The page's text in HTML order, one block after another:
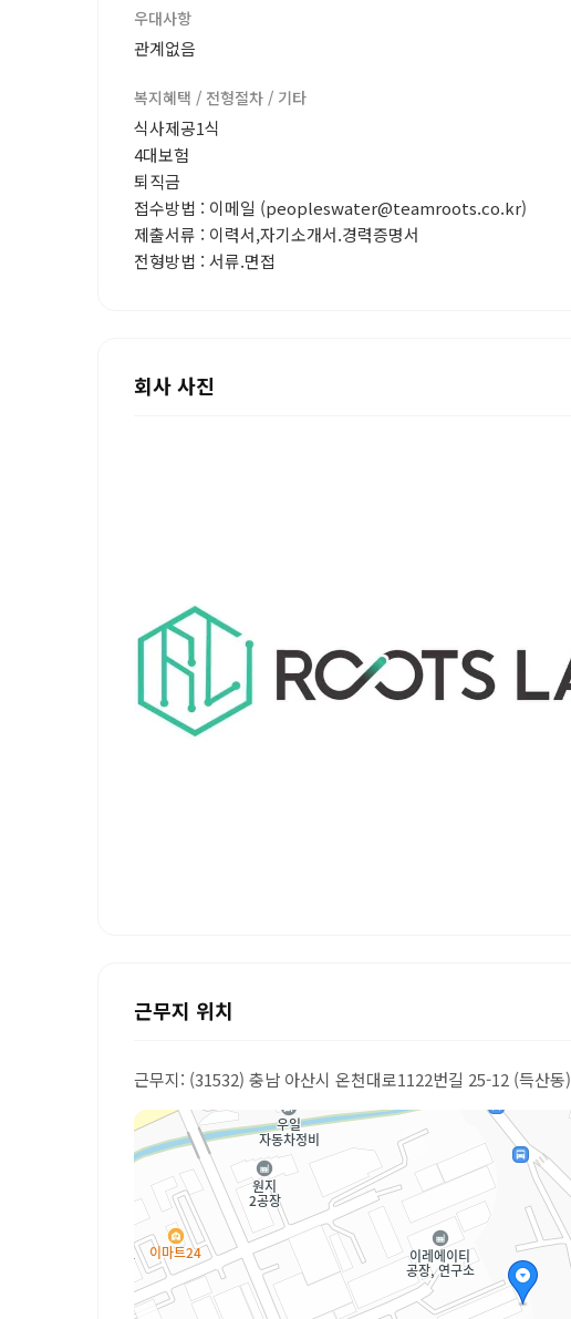
우대사항
관계없음
복지혜택 / 전형절차 / 기타
식사제공1식
4대보험
퇴직금
접수방법 : 이메일 (peopleswater@teamroots.co.kr)
제출서류 : 이력서,자기소개서.경력증명서
전형방법 : 서류.면접
회사 사진
근무지 위치
근무지: (31532) 충남 아산시 온천대로1122번길 25-12 (득산동)